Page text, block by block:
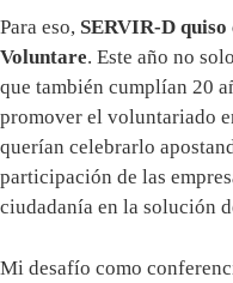
Para eso, SERVIR-D
Voluntare. Este año no
que también cumplían 20
promover el voluntariado
querían celebrarlo
participación de las
ciudadanía en la solución
Mi desafío como